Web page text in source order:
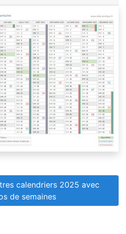
calendriers 2025 avec
de semaines